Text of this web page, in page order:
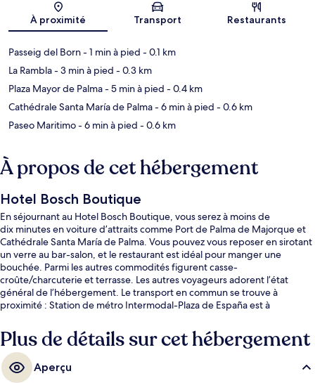
À proximité Transport Restaurants
Passeig del Born- 1 min à pied - 0.1 km
La Rambla- 3 min à pied - 0.3 km
Plaza Mayor de Palma- 5 min à pied - 0.4 km
Cathédrale Santa María de Palma- 6 min à pied - 0.6 km
Paseo Maritimo- 6 min à pied - 0.6 km
À propos de cet hébergement
Hotel Bosch Boutique
En séjournant au Hotel Bosch Boutique, vous serez à moins de
dix minutes en voiture d’attraits comme Port de Palma de Majorque et
Cathédrale Santa María de Palma. Vous pouvez vous reposer en sirotant
un verre au bar-salon, et le restaurant est idéal pour manger une
bouchée. Parmi les autres commodités figurent casse-
croûte/charcuterie et terrasse. Les autres voyageurs adorent l’état
général de l’hébergement. Le transport en commun se trouve à
proximité : Station de métro Intermodal-Plaza de España est à
Plus de détails sur cet hébergement
Aperçu